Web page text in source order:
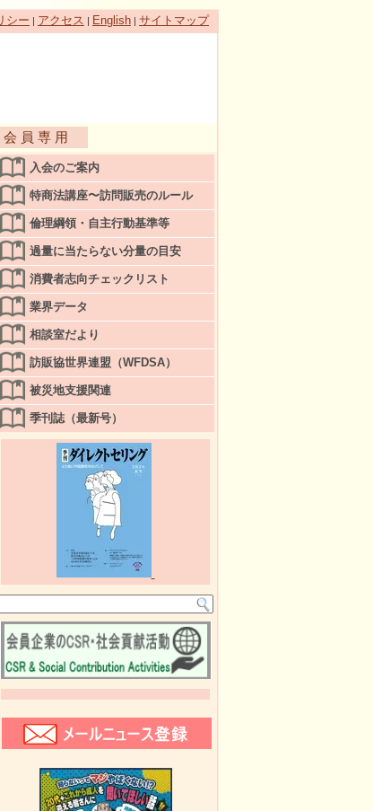
シー | アクセス | English | サイトマップ
会 員 専 用
入会のご案内
特商法講座〜訪問販売のルール
倫理綱領・自主行動基準等
過量に当たらない分量の目安
消費者志向チェックリスト
業界データ
相談室だより
訪販協世界連盟（WFDSA）
被災地支援関連
季刊誌（最新号）